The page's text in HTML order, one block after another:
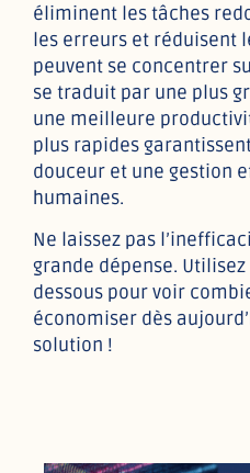
éliminent les tâches
les erreurs et réduisent
peuvent se concentrer
se traduit par une plus
une meilleure
plus rapides
douceur et une gestion
humaines.
Ne laissez pas
grande dépense.
dessous pour voir
économiser dès
solution !